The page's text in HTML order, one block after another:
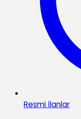
Resmi İlanlar